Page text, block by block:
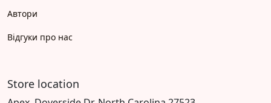
Автори
Відгуки про нас
Store location